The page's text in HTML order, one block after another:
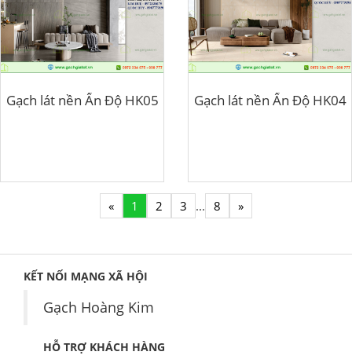
Gạch lát nền Ấn Độ HK05 Gạch lát nền Ấn Độ HK04
« 1 2 3 ... 8 »
KẾT NỐI MẠNG XÃ HỘI
Gạch Hoàng Kim
HỖ TRỢ KHÁCH HÀNG